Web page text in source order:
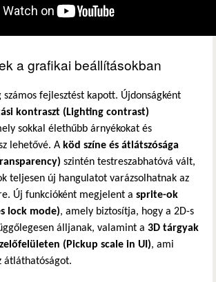
a grafikai beállításokban
fejlesztést kapott. Újdonságként
kontraszt (Lighting contrast)
sokkal élethűbb árnyékokat és
lehetővé. A köd színe és átlátszósága
szintén testreszabhatóvá vált,
teljesen új hangulatot varázsolhatnak az
Új funkcióként megjelent a sprite-ok
lock mode), amely biztosítja, hogy a 2D-s
álljanak, valamint a 3D tárgyak
(Pickup scale in UI), ami
átláthatóságot.